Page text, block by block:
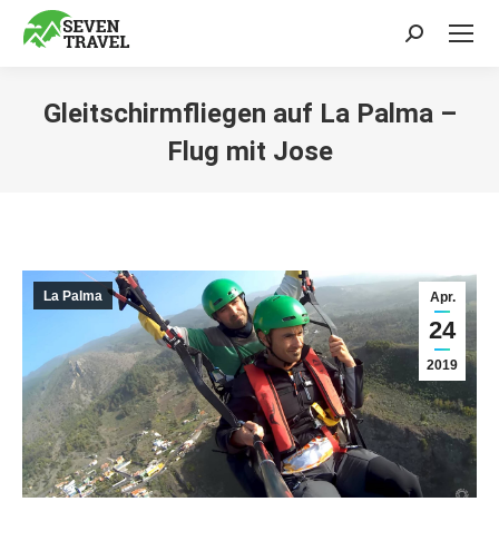
Search:
Gleitschirmfliegen auf La Palma –
Flug mit Jose
Apr.
24
2019
La Palma